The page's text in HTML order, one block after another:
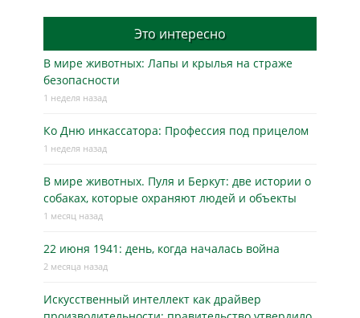
Это интересно
В мире животных: Лапы и крылья на страже
безопасности
1 неделя назад
Ко Дню инкассатора: Профессия под прицелом
1 неделя назад
В мире животных. Пуля и Беркут: две истории о
собаках, которые охраняют людей и объекты
1 месяц назад
22 июня 1941: день, когда началась война
2 месяца назад
Искусственный интеллект как драйвер